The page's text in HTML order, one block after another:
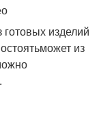
изделий
из